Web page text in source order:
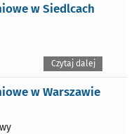
w Siedlcach
Czytaj dalej
w Warszawie